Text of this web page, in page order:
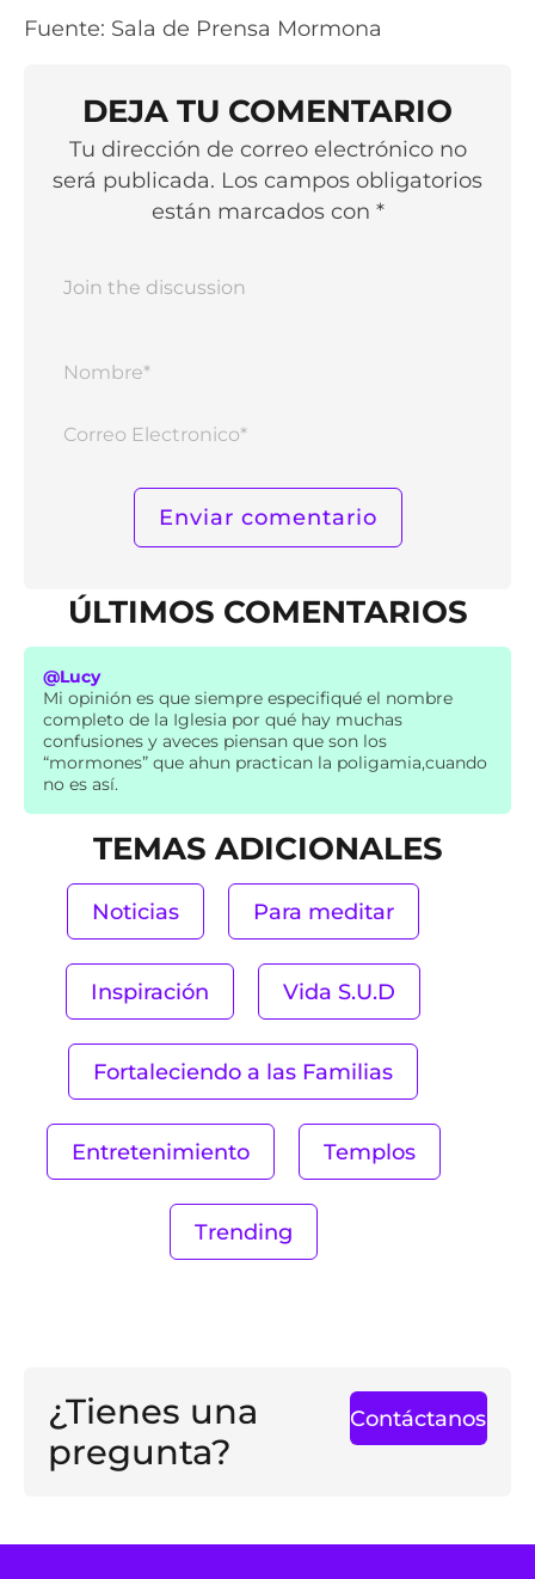
Fuente: Sala de Prensa Mormona
DEJA TU COMENTARIO
Tu dirección de correo electrónico no
será publicada. Los campos obligatorios
están marcados con *
ÚLTIMOS COMENTARIOS
@Lucy
Mi opinión es que siempre especifiqué el nombre
completo de la Iglesia por qué hay muchas
confusiones y aveces piensan que son los
“mormones” que ahun practican la poligamia,cuando
no es así.
TEMAS ADICIONALES
Noticias Para meditar
Inspiración Vida S.U.D
Fortaleciendo a las Familias
Entretenimiento Templos
Trending
¿Tienes una
pregunta?
Contáctanos